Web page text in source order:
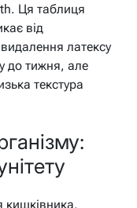
Ця таблиця
від
латексу
до тижня, але
текстура
кишківника,